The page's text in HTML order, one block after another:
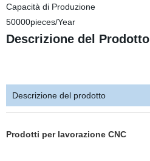
Capacità di Produzione
50000pieces/Year
Descrizione del Prodotto
Descrizione del prodotto
Prodotti per lavorazione CNC